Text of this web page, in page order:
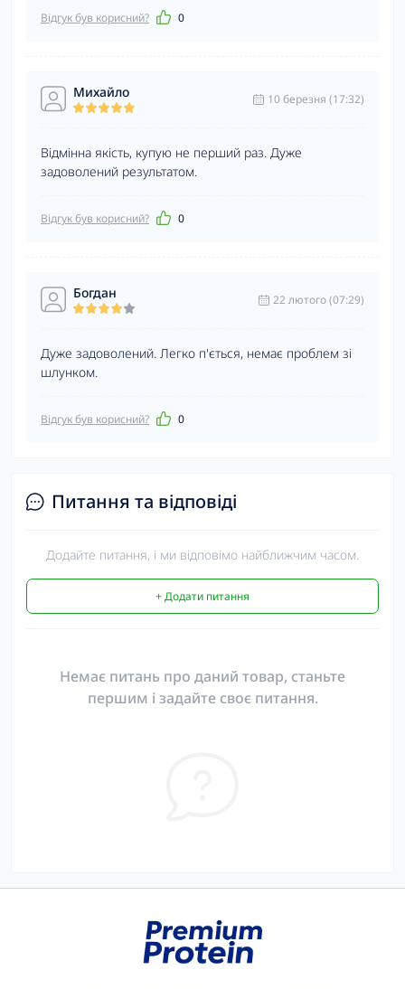
Відгук був корисний? 0
Михайло 10 березня (17:32)
Відмінна якість, купую не перший раз. Дуже
задоволений результатом.
Відгук був корисний? 0
Богдан 22 лютого (07:29)
Дуже задоволений. Легко п'ється, немає проблем зі
шлунком.
Відгук був корисний? 0
Питання та відповіді
Додайте питання, і ми відповімо найближчим часом.
+ Додати питання
Немає питань про даний товар, станьте
першим і задайте своє питання.